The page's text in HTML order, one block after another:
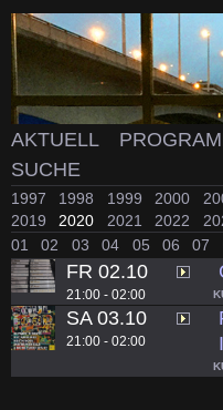
AKTUELL
SUCHE
1997 1998 1999 2000
2019
2020 2021 2022
01
02 03 04 05 06 07
FR 02.10
21:00 - 02:00
SA 03.10
21:00 - 02:00